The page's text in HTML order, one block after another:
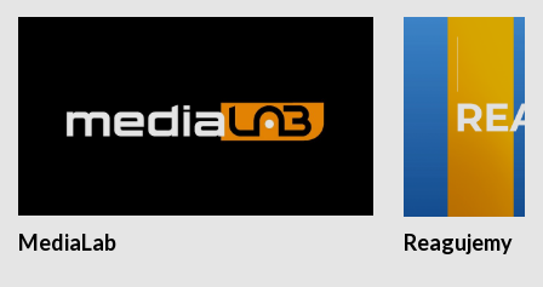
MediaLab Reagujemy